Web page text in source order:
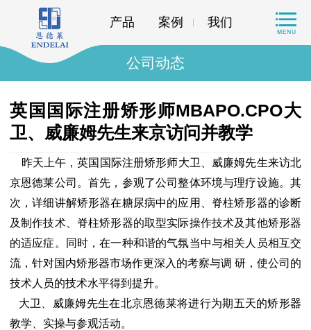
产品 案例 我们
公司动态
英国国际注册矫形师MBAPO.CPO大
卫、威廉姆先生来京访问并教学
昨天上午，英国国际注册矫形师大卫、威廉姆先生来访北
京恩德莱公司。首先，参观了公司整体环境与理疗设施。其
次，详细讲解矫形器在糖尿病中的应用、脊柱矫形器的诊断
及制作技术、脊柱矫形器的取型实际操作技术及其他矫形器
的适应症。同时，在一种和谐的气氛当中与相关人员相互交
流，针对国内矫形器市场作更深入的考察与调 研， 使公司的
技术人员的技术水平得到提升。
大卫、威廉姆先生在北京恩德莱将进行为期五天的矫形器
教学、实操与参观活动。